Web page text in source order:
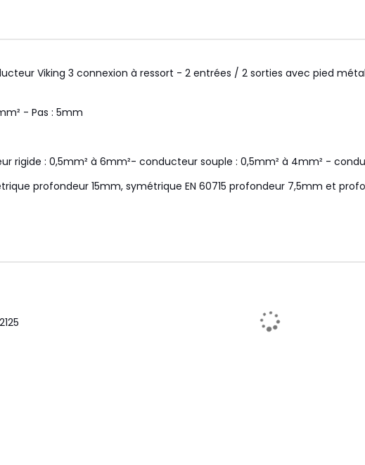
Viking 3 connexion à ressort - 2 entrées / 2 sorties avec pied
- Pas : 5mm
rigide : 0,5mm² à 6mm²- conducteur souple : 0,5mm² à 4mm² -
profondeur 15mm, symétrique EN 60715 profondeur 7,5mm et